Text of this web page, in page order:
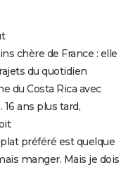
chère de France : elle
du quotidien
du Costa Rica avec
ans plus tard,
préféré est quelque
manger. Mais je dois